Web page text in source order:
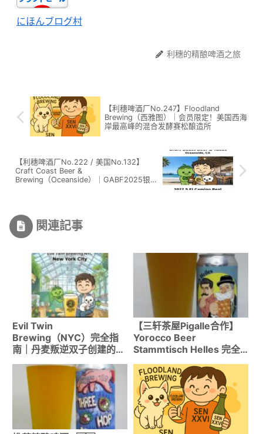
にほんブログ村
利穗的精酿啤酒之旅
【利穗啤酒厂No.247】Floodland
Brewing（西雅图）｜会员限定！美国西海
岸最高峰的混合发酵赛松酿造所
【利穗啤酒厂No.222 / 美国No.132】
Craft Coast Beer &
Brewing（Oceanside）｜GABF2025银奖
関連記事
Evil Twin
Brewing（NYC）完全指
南｜丹麦叛逆双子创建的世
界Top 10酿酒厂
【三轩茶屋Pigalle合作】
Yorocco Beer
Stammtisch Helles 完全
品鉴 – 为常客打造的特别德
式拉格